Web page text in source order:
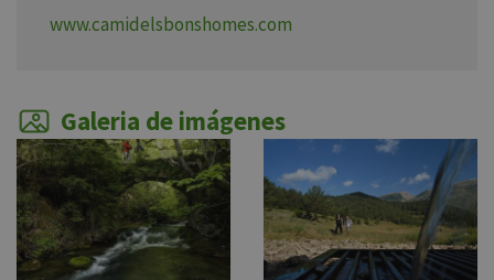
www.camidelsbonshomes.com
Galeria de imágenes